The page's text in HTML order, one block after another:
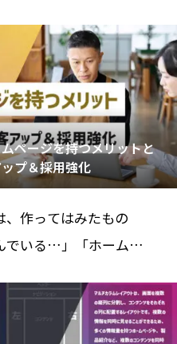
ページを持つメリットと
プ＆採用強化
、作ってはみたもの
でいる…」「ホームペ